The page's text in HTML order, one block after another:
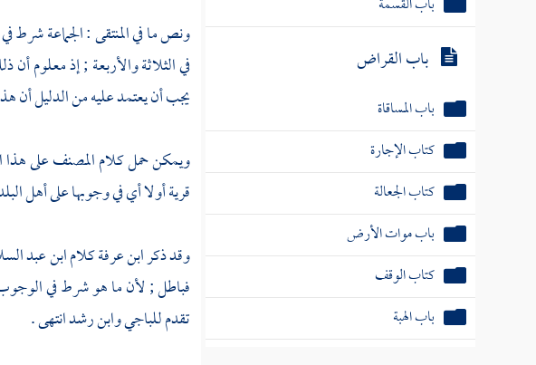
باب المساقاة
كتاب الإجارة
كتاب الجعالة
باب موات الأرض
كتاب الوقف
باب الهبة
كتاب اللقطة
باب القضاء
ونص ما في المنتقى : الجماعة شرط
في الثلاثة والأربعة ; إذ معلوم
يجب أن يعتمد عليه من الدليل أن
ويمكن حمل كلامالمصنفعلى
قرية أولا أي في وجوبها على أهل
وقد ذكرابن عرفةكلامابن عبد
فباطل ; لأن ما هو شرط في الوجوب
تقدمللباجيوابن رشدانتهى .